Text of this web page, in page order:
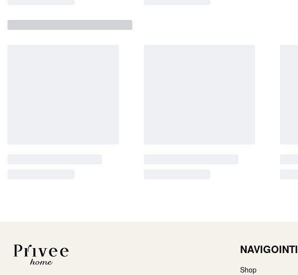
NAVIGOINTI
Shop